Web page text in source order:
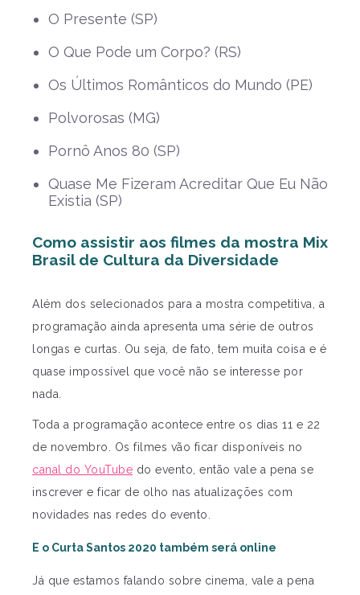
O Presente (SP)
O Que Pode um Corpo? (RS)
Os Últimos Românticos do Mundo (PE)
Polvorosas (MG)
Pornô Anos 80 (SP)
Quase Me Fizeram Acreditar Que Eu Não
Existia (SP)
Como assistir aos filmes da mostra Mix
Brasil de Cultura da Diversidade
Além dos selecionados para a mostra competitiva, a
programação ainda apresenta uma série de outros
longas e curtas. Ou seja, de fato, tem muita coisa e é
quase impossível que você não se interesse por
nada.
Toda a programação acontece entre os dias 11 e 22
de novembro. Os filmes vão ficar disponíveis no
canal do YouTube do evento, então vale a pena se
inscrever e ficar de olho nas atualizações com
novidades nas redes do evento.
E o Curta Santos 2020 também será online
Já que estamos falando sobre cinema, vale a pena